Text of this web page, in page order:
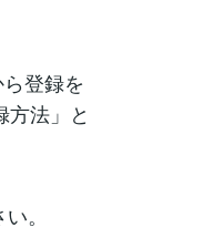
登録を
法」と
。